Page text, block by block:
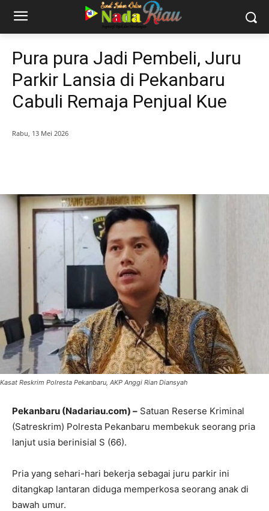
Pura pura Jadi Pembeli, Juru
Parkir Lansia di Pekanbaru
Cabuli Remaja Penjual Kue
Rabu, 13 Mei 2026
Kasat Reskrim Polresta Pekanbaru, AKP Anggi Rian Diansyah
Pekanbaru (Nadariau.com) – Satuan Reserse Kriminal
(Satreskrim) Polresta Pekanbaru membekuk seorang pria
lanjut usia berinisial S (66).
Pria yang sehari-hari bekerja sebagai juru parkir ini
ditangkap lantaran diduga memperkosa seorang anak di
bawah umur.